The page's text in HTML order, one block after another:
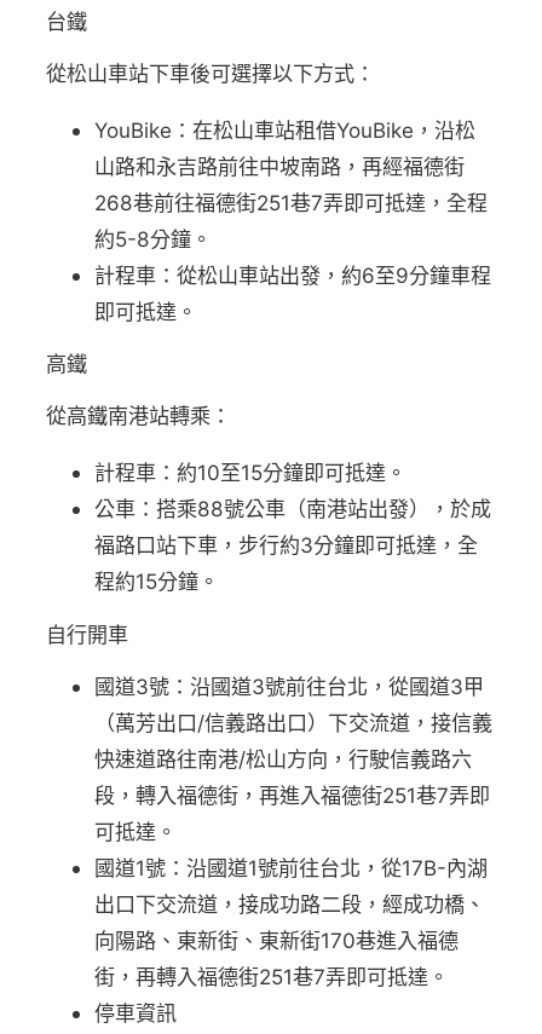
台鐵
從松山車站下車後可選擇以下方式：
YouBike：在松山車站租借YouBike，沿松
山路和永吉路前往中坡南路，再經福德街
268巷前往福德街251巷7弄即可抵達，全程
約5-8分鐘。
計程車：從松山車站出發，約6至9分鐘車程
即可抵達。
高鐵
從高鐵南港站轉乘：
計程車：約10至15分鐘即可抵達。
公車：搭乘88號公車（南港站出發），於成
福路口站下車，步行約3分鐘即可抵達，全
程約15分鐘。
自行開車
國道3號：沿國道3號前往台北，從國道3甲
（萬芳出口/信義路出口）下交流道，接信義
快速道路往南港/松山方向，行駛信義路六
段，轉入福德街，再進入福德街251巷7弄即
可抵達。
國道1號：沿國道1號前往台北，從17B-內湖
出口下交流道，接成功路二段，經成功橋、
向陽路、東新街、東新街170巷進入福德
街，再轉入福德街251巷7弄即可抵達。
停車資訊